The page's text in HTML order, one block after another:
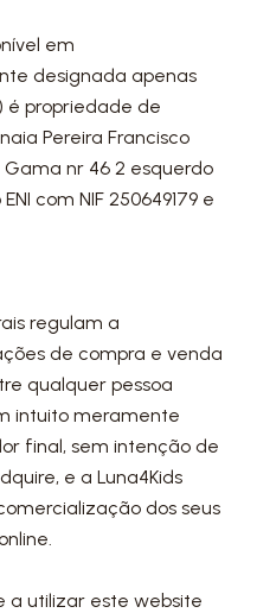
em
designada apenas
é propriedade de
Pereira Francisco
nr 46 2 esquerdo
com NIF 250649179 e
regulam a
de compra e venda
qualquer pessoa
intuito meramente
final, sem intenção de
e a Luna4Kids
dos seus
a utilizar este website